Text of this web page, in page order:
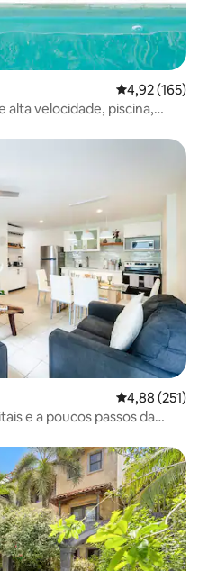
4,92 de uma
4,92 (165)
alta velocidade, piscina,
4,88 de uma
4,88 (251)
e a poucos passos da
dos hóspedes